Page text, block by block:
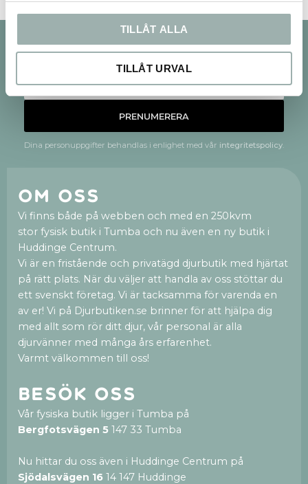
TILLÅT ALLA
TILLÅT URVAL
Nyhetsbrev
PRENUMERERA
Dina personuppgifter behandlas i enlighet med vår integritetspolicy
Om oss
Vi finns både på webben och med en 250kvm
stor fysisk butik i Tumba och nu även en ny butik i
Huddinge Centrum.
Vi är en fristående och privatägd djurbutik med hjärtat
på rätt plats. När du väljer att handla av oss stöttar du
ett svenskt företag. Vi är tacksamma för varenda en
av er! Vi på Djurbutiken.se brinner för att hjälpa dig
med allt som rör ditt djur, vår personal är alla
djurvänner med många års erfarenhet.
Varmt välkommen till oss!
Besök oss
Vår fysiska butik ligger i Tumba på
Bergfotsvägen 5 147 33 Tumba
Nu hittar du oss även i Huddinge Centrum på
Sjödalsvägen 16 14 147 Huddinge